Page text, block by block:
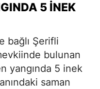
5 İNEK
bağlı Şerifli
bulunan
yangında 5 inek
saman